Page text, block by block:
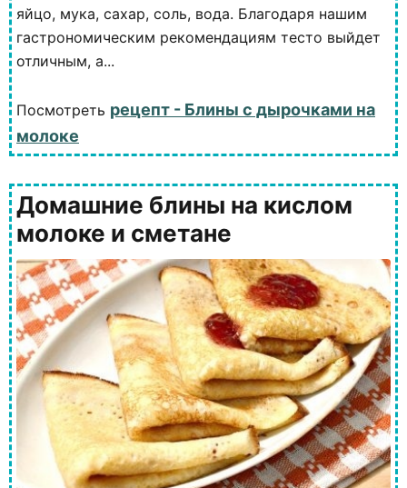
яйцо, мука, сахар, соль, вода. Благодаря нашим
гастрономическим рекомендациям тесто выйдет
отличным, а...
Посмотреть рецепт - Блины с дырочками на
молоке
Домашние блины на кислом
молоке и сметане